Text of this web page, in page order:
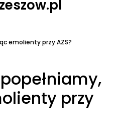
emolienty przy AZS?
przy